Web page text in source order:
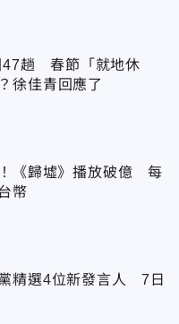
47趟 春節「就地休
徐佳青回應了
《歸墟》播放破億 每
幣
精選4位新發言人 7日